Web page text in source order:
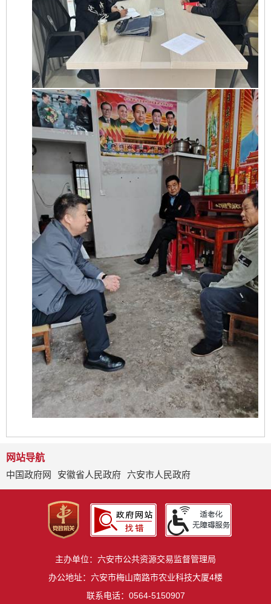
网站导航
中国政府网
安徽省人民政府 六安市人民政府
主办单位：六安市公共资源交易监督管理局
办公地址：六安市梅山南路市农业科技大厦4楼
联系电话：0564-5150907